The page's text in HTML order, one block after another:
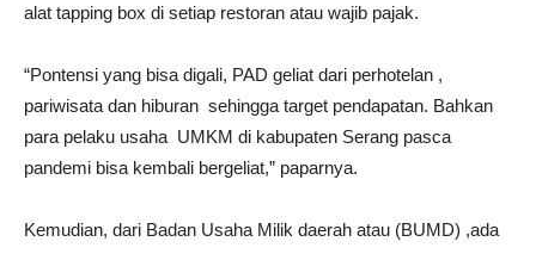
alat tapping box di setiap restoran atau wajib pajak.
“Pontensi yang bisa digali, PAD geliat dari perhotelan ,
pariwisata dan hiburan sehingga target pendapatan. Bahkan
para pelaku usaha UMKM di kabupaten Serang pasca
pandemi bisa kembali bergeliat,” paparnya.
Kemudian, dari Badan Usaha Milik daerah atau (BUMD) ,ada